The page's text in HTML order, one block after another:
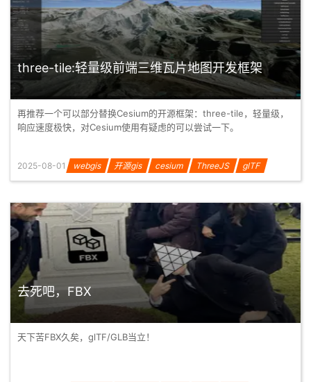
three-tile:轻量级前端三维瓦片地图开发框架
再推荐一个可以部分替换Cesium的开源框架：three-tile，轻量级，
响应速度极快，对Cesium使用有疑虑的可以尝试一下。
2025-08-01 webgis 开源gis cesium ThreeJS
glTF
three-tile
去死吧，FBX
天下苦FBX久矣，glTF/GLB当立！